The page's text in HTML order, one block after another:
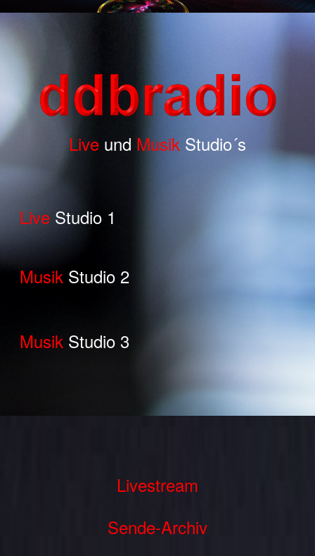
Live und Musik Studio´s
Live Studio 1
Musik Studio 2
Musik Studio 3
Livestream
Sende-Archiv